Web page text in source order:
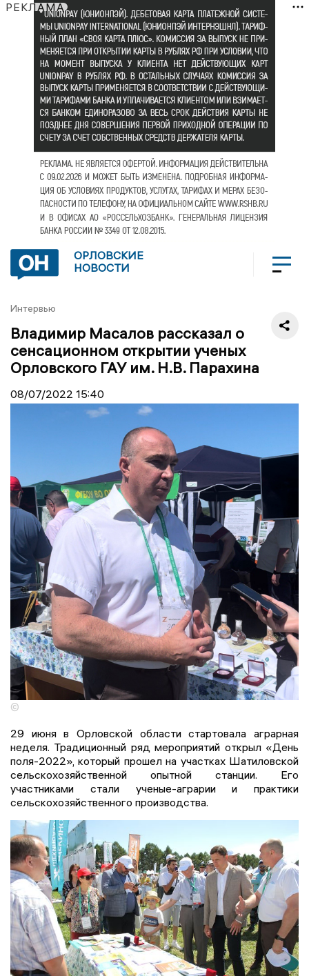
РЕКЛАМА
ОРЛОВСКИЕ
НОВОСТИ
Интервью
Владимир Масалов рассказал о
сенсационном открытии ученых
Орловского ГАУ им. Н.В. Парахина
08/07/2022 15:40
©
29 июня в Орловской области стартовала аграрная
неделя. Традиционный ряд мероприятий открыл «День
поля-2022», который прошел на участках Шатиловской
сельскохозяйственной опытной станции. Его
участниками стали ученые-аграрии и практики
сельскохозяйственного производства.